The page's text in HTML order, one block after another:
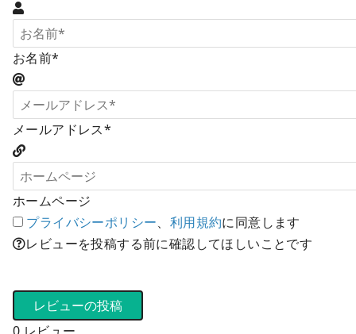
お名前*
メールアドレス*
ホームページ
プライバシーポリシー、 利用規約に同意します
レビューを投稿する前に確認してほしいことです